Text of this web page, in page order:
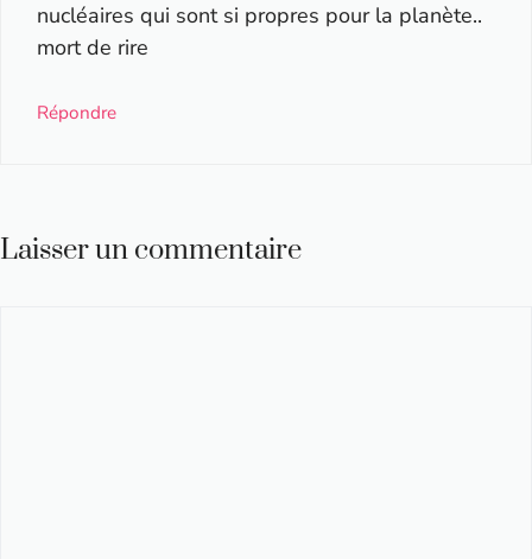
nucléaires qui sont si propres pour la planète..
mort de rire
Répondre
Laisser un commentaire